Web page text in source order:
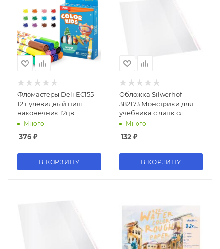
Фломастеры Deli EC155-
12 пулевидный пиш.
наконечник 12цв.
коробка с европодвесом
Много
376 ₽
В КОРЗИНУ
Обложка Silwerhof
382173 Монстрики для
учебника с липк.сл.
(набор 10шт) для
70мкм гладкая прозр.
Много
132₽
В КОРЗИНУ